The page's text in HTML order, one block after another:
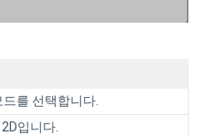
드를 선택합니다.
입니다.